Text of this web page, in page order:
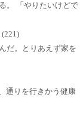
。 「やりたいけどで
(221)
だ。とりあえず家を
通りを行きかう健康